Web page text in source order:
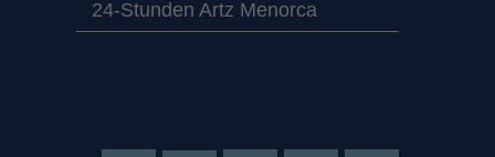
24-Stunden Artz Menorca